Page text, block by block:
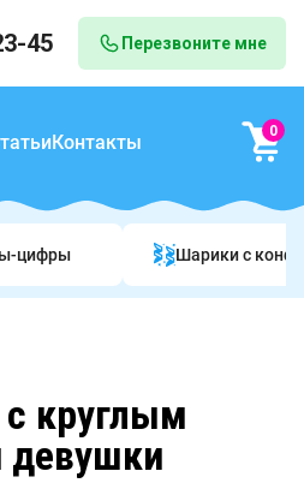
45 Перезвоните мне
Контакты 0
цифры Шарики c
круглым
девушки